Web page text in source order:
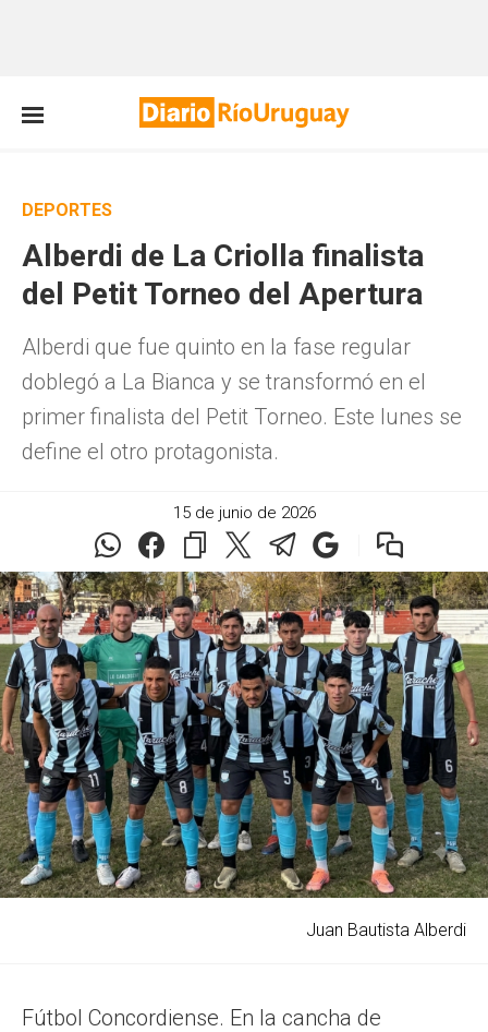
DEPORTES
Alberdi de La Criolla finalista
del Petit Torneo del Apertura
Alberdi que fue quinto en la fase regular
doblegó a La Bianca y se transformó en el
primer finalista del Petit Torneo. Este lunes se
define el otro protagonista.
15 de junio de 2026
Juan Bautista Alberdi
Fútbol Concordiense. En la cancha de